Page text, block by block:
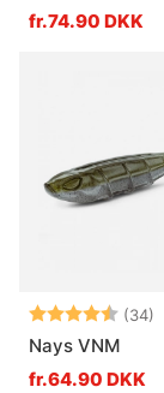
fr.74.90 DKK
Vurdering: (34)
Nays VNM
fr.64.90 DKK